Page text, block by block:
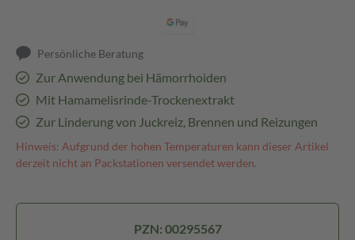
Persönliche Beratung
Zur Anwendung bei Hämorrhoiden
Mit Hamamelisrinde-Trockenextrakt
Zur Linderung von Juckreiz, Brennen und Reizungen
Hinweis: Aufgrund der hohen Temperaturen kann dieser Artikel
derzeit nicht an Packstationen versendet werden.
PZN: 00295567